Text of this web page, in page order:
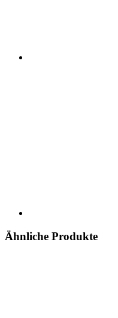
Ähnliche Produkte